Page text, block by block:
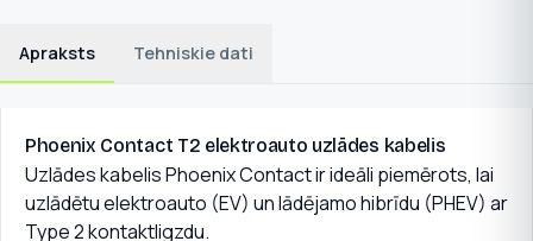
Apraksts Tehniskie dati
Phoenix Contact T2 elektroauto uzlādes kabelis
Uzlādes kabelis Phoenix Contact ir ideāli piemērots, lai
uzlādētu elektroauto (EV) un lādējamo hibrīdu (PHEV) ar
Type 2 kontaktligzdu.